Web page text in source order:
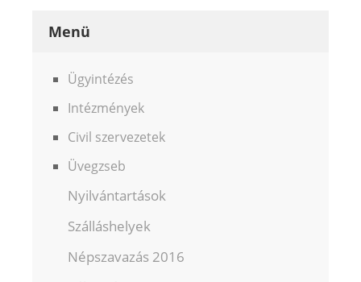
Menü
Ügyintézés
Intézmények
Civil szervezetek
Üvegzseb
Nyilvántartások
Szálláshelyek
Népszavazás 2016